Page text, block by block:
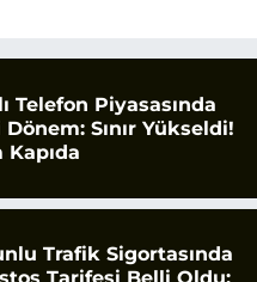
Telefon Piyasasında
Dönem: Sınır Yükseldi!
Kapıda
Trafik Sigortasında